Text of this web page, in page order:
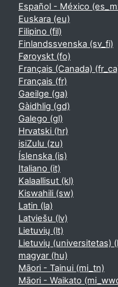
Español - México
Euskara ‎(eu)‎
Filipino ‎(fil)‎
Finlandssvenska ‎(sv_fi)‎
Føroyskt ‎(fo)‎
Français (Canada)
Français ‎(fr)‎
Gaeilge ‎(ga)‎
Gàidhlig ‎(gd)‎
Galego ‎(gl)‎
Hrvatski ‎(hr)‎
isiZulu ‎(zu)‎
Íslenska ‎(is)‎
Italiano ‎(it)‎
Kalaallisut ‎(kl)‎
Kiswahili ‎(sw)‎
Latin ‎(la)‎
Latviešu ‎(lv)‎
Lietuvių ‎(lt)‎
Lietuvių (universitetas)
magyar ‎(hu)‎
Māori - Tainui ‎(mi_tn)‎
Māori - Waikato